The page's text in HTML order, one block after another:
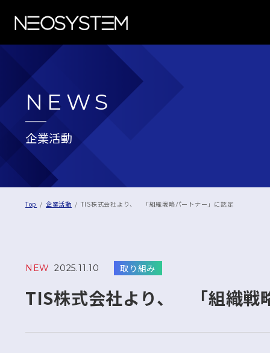
NEWS
企業活動
Top 企業活動 TIS株式会社より、 「組織戦略パートナー」に認定
NEW 2025.11.10 取り組み
TIS株式会社より、 「組織戦